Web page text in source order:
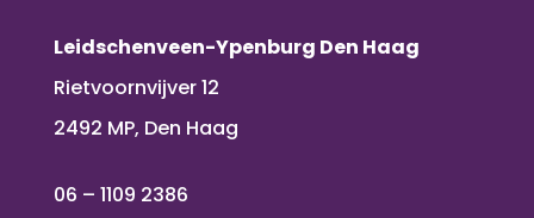
Leidschenveen-Ypenburg Den Haag
Rietvoornvijver 12
2492 MP, Den Haag
06 – 1109 2386